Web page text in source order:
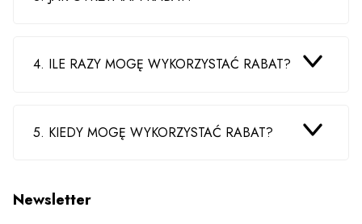
4. ILE RAZY MOGĘ WYKORZYSTAĆ RABAT?
5. KIEDY MOGĘ WYKORZYSTAĆ RABAT?
Newsletter